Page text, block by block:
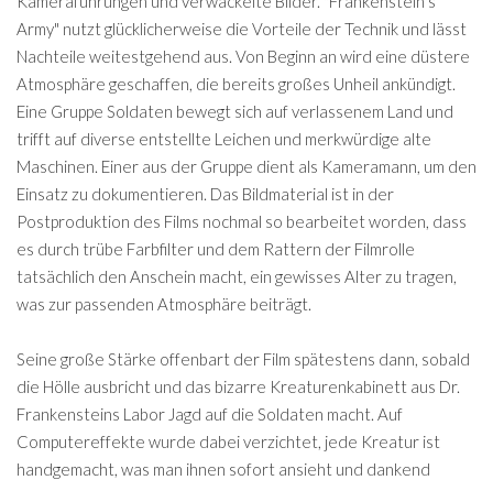
Army" nutzt glücklicherweise die Vorteile der Technik und lässt
Nachteile weitestgehend aus. Von Beginn an wird eine düstere
Atmosphäre geschaffen, die bereits großes Unheil ankündigt.
Eine Gruppe Soldaten bewegt sich auf verlassenem Land und
trifft auf diverse entstellte Leichen und merkwürdige alte
Maschinen. Einer aus der Gruppe dient als Kameramann, um den
Einsatz zu dokumentieren. Das Bildmaterial ist in der
Postproduktion des Films nochmal so bearbeitet worden, dass
es durch trübe Farbfilter und dem Rattern der Filmrolle
tatsächlich den Anschein macht, ein gewisses Alter zu tragen,
was zur passenden Atmosphäre beiträgt.
Seine große Stärke offenbart der Film spätestens dann, sobald
die Hölle ausbricht und das bizarre Kreaturenkabinett aus Dr.
Frankensteins Labor Jagd auf die Soldaten macht. Auf
Computereffekte wurde dabei verzichtet, jede Kreatur ist
handgemacht, was man ihnen sofort ansieht und dankend